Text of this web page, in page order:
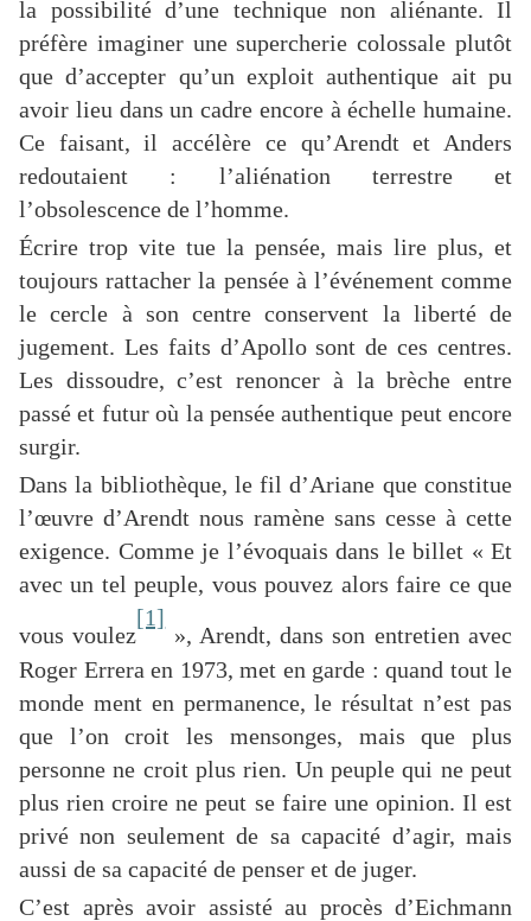
la possibilité d’une technique non aliénante. Il
préfère imaginer une supercherie colossale plutôt
que d’accepter qu’un exploit authentique ait pu
avoir lieu dans un cadre encore à échelle humaine.
Ce faisant, il accélère ce qu’Arendt et Anders
redoutaient : l’aliénation terrestre et
l’obsolescence de l’homme.
Écrire trop vite tue la pensée, mais lire plus, et
toujours rattacher la pensée à l’événement comme
le cercle à son centre conservent la liberté de
jugement. Les faits d’Apollo sont de ces centres.
Les dissoudre, c’est renoncer à la brèche entre
passé et futur où la pensée authentique peut encore
surgir.
Dans la bibliothèque, le fil d’Ariane que constitue
l’œuvre d’Arendt nous ramène sans cesse à cette
exigence. Comme je l’évoquais dans le billet « Et
avec un tel peuple, vous pouvez alors faire ce que
vous voulez
[1]
», Arendt, dans son entretien avec
Roger Errera en 1973, met en garde : quand tout le
monde ment en permanence, le résultat n’est pas
que l’on croit les mensonges, mais que plus
personne ne croit plus rien. Un peuple qui ne peut
plus rien croire ne peut se faire une opinion. Il est
privé non seulement de sa capacité d’agir, mais
aussi de sa capacité de penser et de juger.
C’est après avoir assisté au procès d’Eichmann